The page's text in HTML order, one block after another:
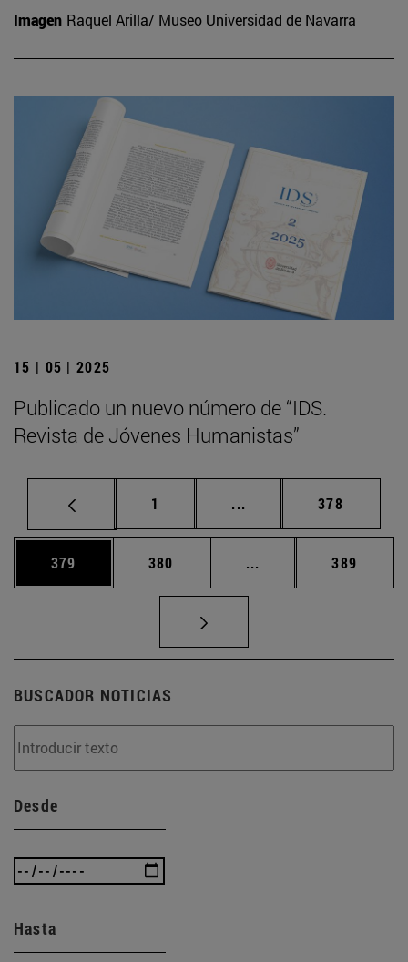
Imagen Raquel Arilla/ Museo Universidad de Navarra
15 | 05 | 2025
Publicado un nuevo número de “IDS.
Revista de Jóvenes Humanistas”
Página
1 ... Páginas intermedias
Página
378
Página
379 Página
380 ... Páginas intermedias
Página
389
BUSCADOR NOTICIAS
Desde
Hasta